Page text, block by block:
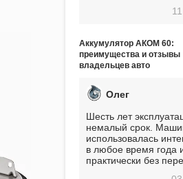
показывает, что
стоимость. Долго
перед
итоге ни разу не
вложение,
головной боли,
АКБ. Подтверждаю
Аккумулятор АКОМ 60:
преимущества и отзывы
владельцев авто
Олег
Шесть лет
немалый срок.
использовалась
в любое время года
практически без